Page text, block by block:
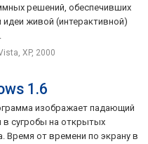
решений, обеспечивших
живой (интерактивной)
XP, 2000
1.6
изображает падающий
в сугробы на открытых
Время от времени по экрану в